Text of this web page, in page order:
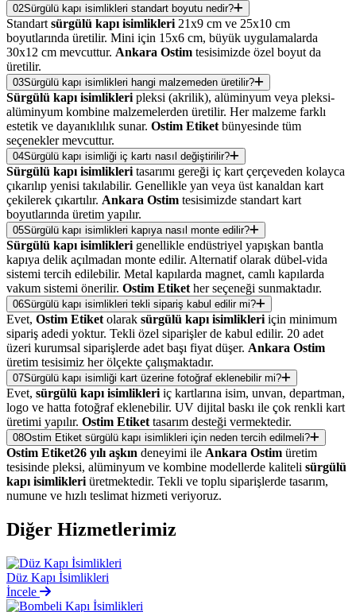
02Sürgülü kapı isimlikleri standart boyutu nedir?
Standart sürgülü kapı isimlikleri 21x9 cm ve 25x10 cm
boyutlarında üretilir. Mini için 15x6 cm, büyük uygulamalarda
30x12 cm mevcuttur. Ankara Ostim tesisimizde özel boyut da
üretilir.
03Sürgülü kapı isimlikleri hangi malzemeden üretilir?
Sürgülü kapı isimlikleri pleksi (akrilik), alüminyum veya pleksi-
alüminyum kombine malzemelerden üretilir. Her malzeme farklı
estetik ve dayanıklılık sunar. Ostim Etiket bünyesinde tüm
seçenekler mevcuttur.
04Sürgülü kapı isimliği iç kartı nasıl değiştirilir?
Sürgülü kapı isimlikleri tasarımı gereği iç kart çerçeveden kolayca
çıkarılıp yenisi takılabilir. Genellikle yan veya üst kanaldan kart
çekilerek çıkartılır. Ankara Ostim tesisimizde standart kart
boyutlarında üretim yapılır.
05Sürgülü kapı isimlikleri kapıya nasıl monte edilir?
Sürgülü kapı isimlikleri genellikle endüstriyel yapışkan bantla
kapıya delik açılmadan monte edilir. Alternatif olarak dübel-vida
sistemi tercih edilebilir. Metal kapılarda magnet, camlı kapılarda
vakum sistemi önerilir. Ostim Etiket her seçeneği sunmaktadır.
06Sürgülü kapı isimlikleri tekli sipariş kabul edilir mi?
Evet, Ostim Etiket olarak sürgülü kapı isimlikleri için minimum
sipariş adedi yoktur. Tekli özel siparişler de kabul edilir. 20 adet
üzeri kurumsal siparişlerde adet başı fiyat düşer. Ankara Ostim
üretim tesisimiz her ölçekte çalışmaktadır.
07Sürgülü kapı isimliği kart üzerine fotoğraf eklenebilir mi?
Evet, sürgülü kapı isimlikleri iç kartlarına isim, unvan, departman,
logo ve hatta fotoğraf eklenebilir. UV dijital baskı ile çok renkli kart
üretimi yapılır. Ostim Etiket tasarım desteği vermektedir.
08Ostim Etiket sürgülü kapı isimlikleri için neden tercih edilmeli?
Ostim Etiket26 yılı aşkın deneyimi ile Ankara Ostim üretim
tesisinde pleksi, alüminyum ve kombine modellerde kaliteli sürgülü
kapı isimlikleri üretmektedir. Tekli ve toplu siparişlerde tasarım,
numune ve hızlı teslimat hizmeti veriyoruz.
Diğer Hizmetlerimiz
Düz Kapı İsimlikleri
İncele